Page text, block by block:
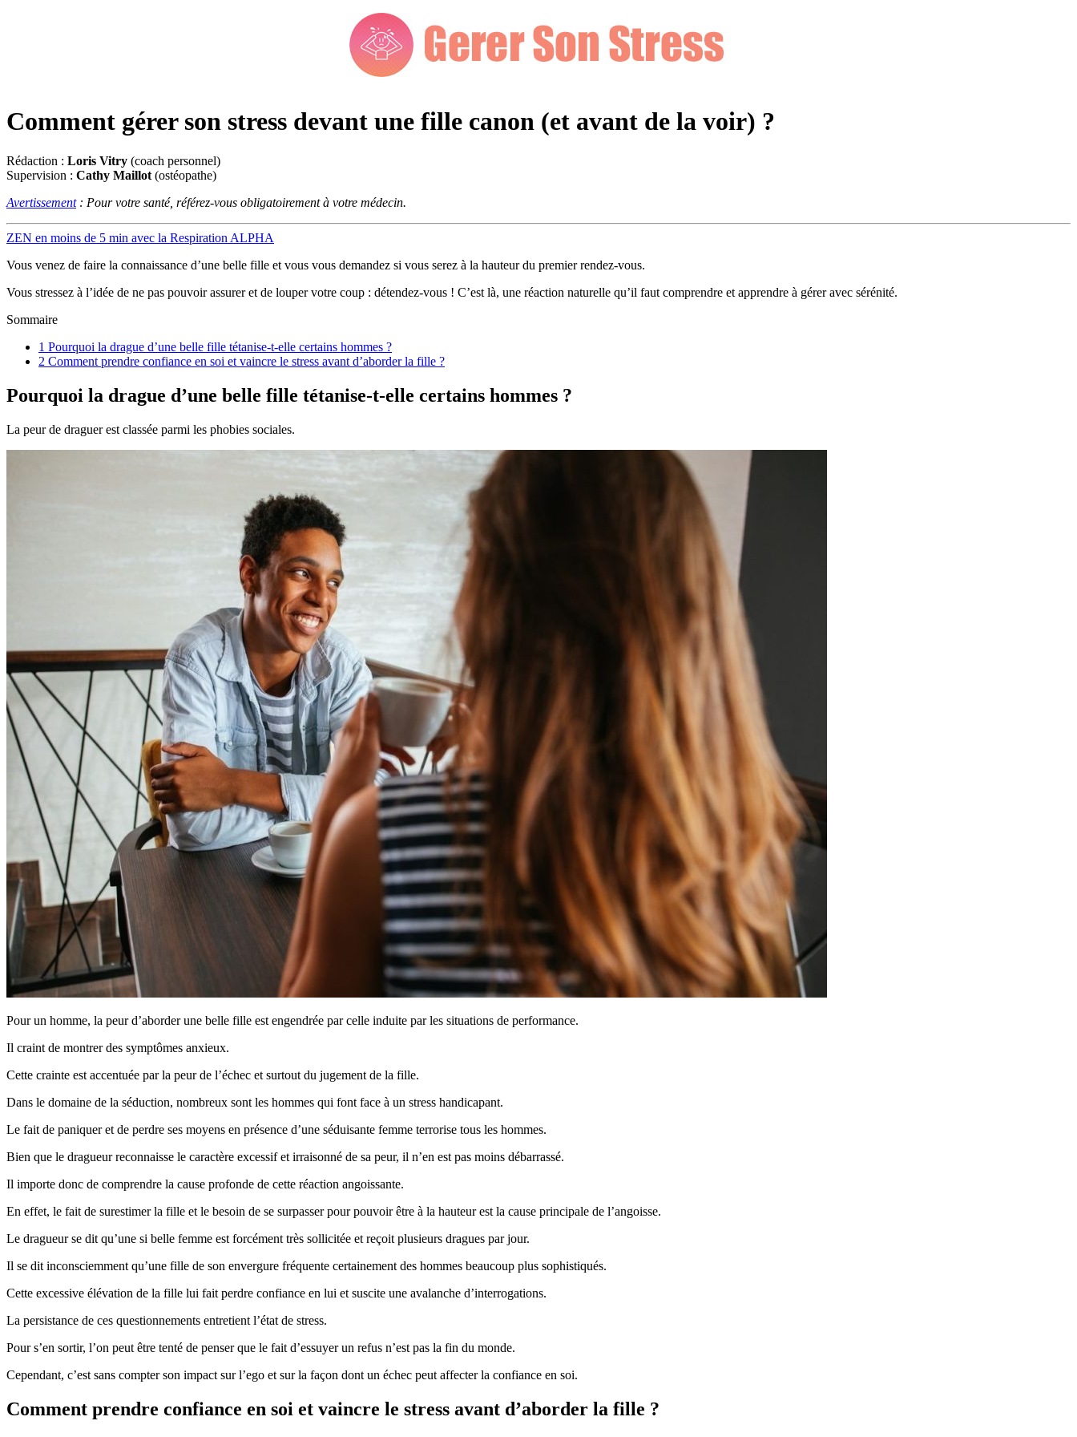
Comment gérer son stress devant une fille canon (et avant de la voir) ?
Rédaction : Loris Vitry (coach personnel)
Supervision : Cathy Maillot (ostéopathe)
Avertissement: Pour votre santé, référez-vous obligatoirement à votre médecin.
ZEN en moins de 5 min avec la Respiration ALPHA
Vous venez de faire la connaissance d’une belle fille et vous vous demandez si vous serez à la hauteur du premier rendez-vous.
Vous stressez à l’idée de ne pas pouvoir assurer et de louper votre coup : détendez-vous ! C’est là, une réaction naturelle qu’il faut comprendre et apprendre à gérer avec sérénité.
Sommaire
1 Pourquoi la drague d’une belle fille tétanise-t-elle certains hommes ?
2 Comment prendre confiance en soi et vaincre le stress avant d’aborder la fille ?
Pourquoi la drague d’une belle fille tétanise-t-elle certains hommes ?
La peur de draguer est classée parmi les phobies sociales.
Pour un homme, la peur d’aborder une belle fille est engendrée par celle induite par les situations de performance.
Il craint de montrer des symptômes anxieux.
Cette crainte est accentuée par la peur de l’échec et surtout du jugement de la fille.
Dans le domaine de la séduction, nombreux sont les hommes qui font face à un stress handicapant.
Le fait de paniquer et de perdre ses moyens en présence d’une séduisante femme terrorise tous les hommes.
Bien que le dragueur reconnaisse le caractère excessif et irraisonné de sa peur, il n’en est pas moins débarrassé.
Il importe donc de comprendre la cause profonde de cette réaction angoissante.
En effet, le fait de surestimer la fille et le besoin de se surpasser pour pouvoir être à la hauteur est la cause principale de l’angoisse.
Le dragueur se dit qu’une si belle femme est forcément très sollicitée et reçoit plusieurs dragues par jour.
Il se dit inconsciemment qu’une fille de son envergure fréquente certainement des hommes beaucoup plus sophistiqués.
Cette excessive élévation de la fille lui fait perdre confiance en lui et suscite une avalanche d’interrogations.
La persistance de ces questionnements entretient l’état de stress.
Pour s’en sortir, l’on peut être tenté de penser que le fait d’essuyer un refus n’est pas la fin du monde.
Cependant, c’est sans compter son impact sur l’ego et sur la façon dont un échec peut affecter la confiance en soi.
Comment prendre confiance en soi et vaincre le stress avant d’aborder la fille ?